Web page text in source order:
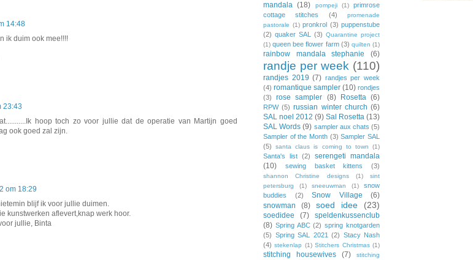
14:48
ik duim ook mee!!!!
23:43
hoop toch zo voor jullie dat de operatie van Martijn goed
ook goed zal zijn.
om 18:29
blijf ik voor jullie duimen.
kunstwerken aflevert,knap werk hoor.
jullie, Binta
mandala (18) pompeji (1)
primrose
cottage stitches
(4)
promenade
pastorale (1) pronkrol (3) puppenstube
(2) quaker SAL (3) Quarantine project
(1) queen bee flower farm (3) quilten (1)
rainbow mandala stephanie (6)
randje per week (110)
randjes 2019 (7) randjes per week
(4) romantique sampler (10) rondjes
(3)
rose sampler (8) Rosetta (6)
RPW (5) russian winter church (6)
SAL noel 2012 (9) Sal Rosetta (13)
SAL Words (9) sampler aux chats (5)
Sampler of the Month (3) Sampler SAL
(5)
santa claus is coming to town (1)
Santa's list (2)
serengeti mandala
(10)
sewing basket kittens (3)
shannon Christine designs (1)
sint
petersburg
(1) sneeuwman (1)
snow
buddies
(2) Snow Village
(6)
snowman
(8) soed idee (23)
soedidee (7)
speldenkussenclub
(8) Spring ABC (2) spring knotgarden
(5) Spring SAL 2021 (2) Stacy Nash
(4) stekenlap (1) Stitchers Christmas (1)
stitching housewives (7)
stitching